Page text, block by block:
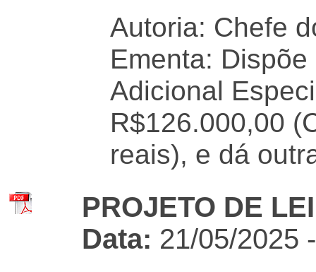
Autoria: Chefe
Ementa:
Adicional
R$126.000,00
reais), e dá
PROJETO DE
Data: 21/05/2025